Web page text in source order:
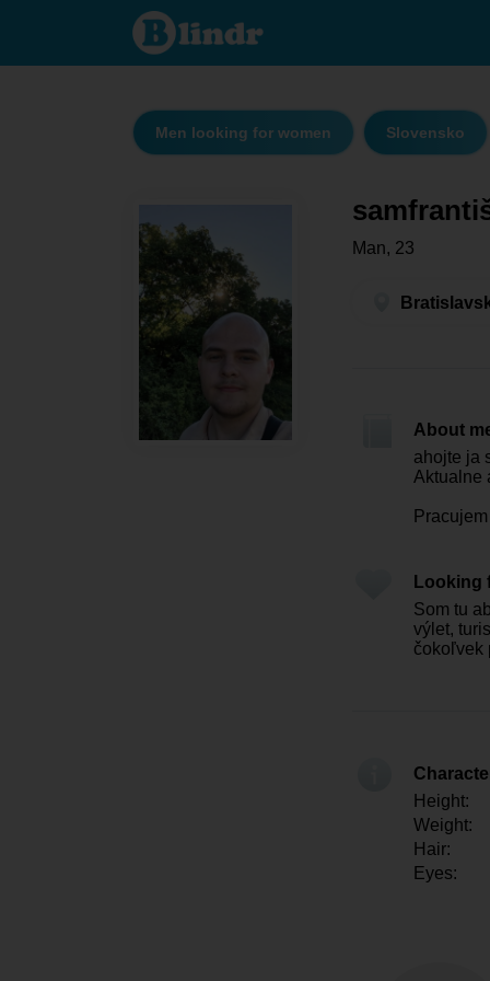
samfrantišek
- Men
looking for
Jur
Men looking for women Slovensko
Man, 23
About
ahojte ja
Aktualne
Looking
Som tu
výlet,
čokoľvek
Height:
Weight:
Hair:
Eyes: